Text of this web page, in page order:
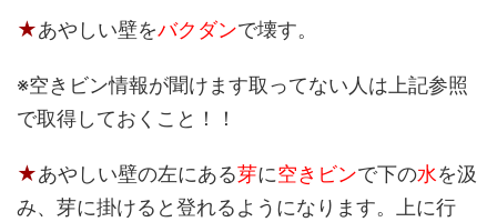
★あやしい壁をバクダンで壊す。
※空きビン情報が聞けます取ってない人は上記参照
で取得しておくこと！！
★あやしい壁の左にある芽に空きビンで下の水を汲
み、芽に掛けると登れるようになります。上に行